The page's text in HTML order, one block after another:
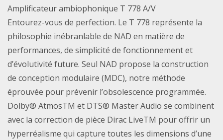
Amplificateur ambiophonique T 778 A/V
Entourez-vous de perfection. Le T 778 représente la
philosophie inébranlable de NAD en matière de
performances, de simplicité de fonctionnement et
d’évolutivité future. Seul NAD propose la construction
de conception modulaire (MDC), notre méthode
éprouvée pour prévenir l’obsolescence programmée.
Dolby® AtmosTM et DTS® Master Audio se combinent
avec la correction de pièce Dirac LiveTM pour offrir un
hyperréalisme qui capture toutes les dimensions d’une